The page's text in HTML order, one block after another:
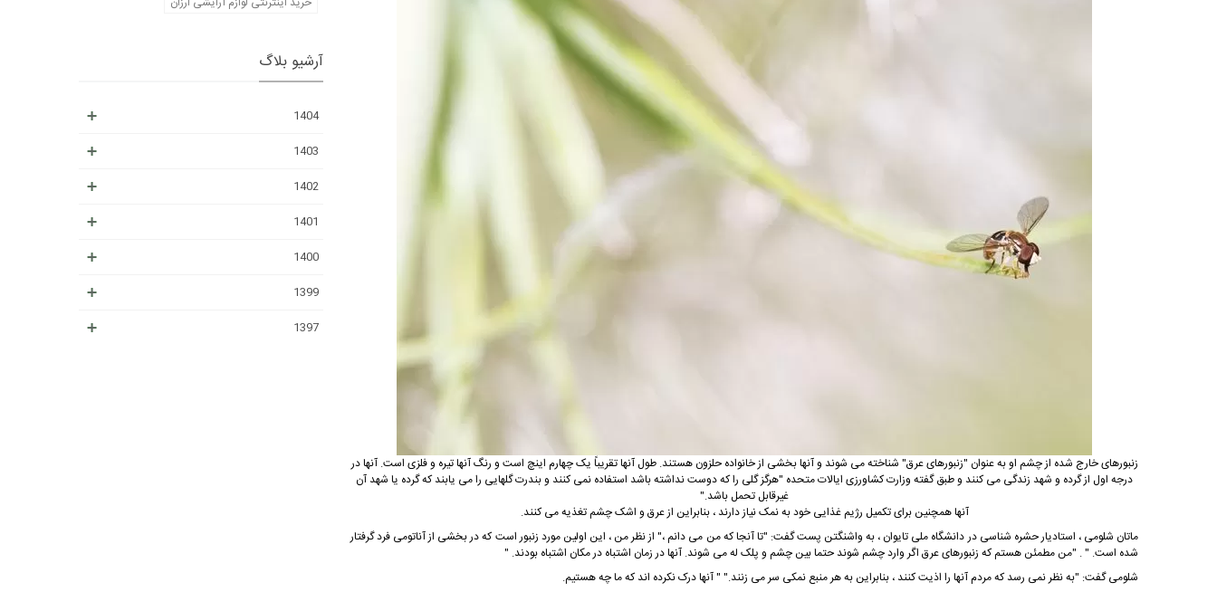
زنبورهای خارج شده از چشم او به عنوان "زنبورهای عرق" شناخته می شوند و آنها بخشی از خانواده حلزون هستند. طول آنها تقریباً یک چهارم اینچ است و رنگ آنها تیره و فلزی است. آنها در
درجه اول از گرده و شهد زندگی می کنند و طبق گفته وزارت کشاورزی ایالات متحده "هرگز گلی را که دوست نداشته باشد استفاده نمی کنند و بندرت گلهایی را می یابند که گرده یا شهد آن
غیرقابل تحمل باشد."
آنها همچنین برای تکمیل رژیم غذایی خود به نمک نیاز دارند ، بنابراین از عرق و اشک چشم تغذیه می کنند.
ماتان شلومی ، استادیار حشره شناسی در دانشگاه ملی تایوان ، به واشنگتن پست گفت: "تا آنجا که من می دانم ،" از نظر من ، این اولین مورد زنبور است که در بخشی از آناتومی فرد گرفتار
شده است. " . "من مطمئن هستم که زنبورهای عرق اگر وارد چشم شوند حتما بین چشم و پلک له می شوند. آنها در زمان اشتباه در مکان اشتباه بودند. "
شلومی گفت: "به نظر نمی رسد كه مردم آنها را اذیت كنند ، بنابراین به هر منبع نمكی سر می زنند." " آنها درک نکرده اند که ما چه هستیم.
آرشیو بلاگ
1404
1403
1402
1401
1400
1399
1397